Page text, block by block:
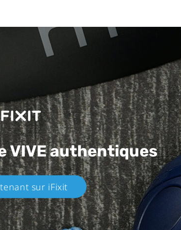
VIVE authentiques​
sur iFixit​